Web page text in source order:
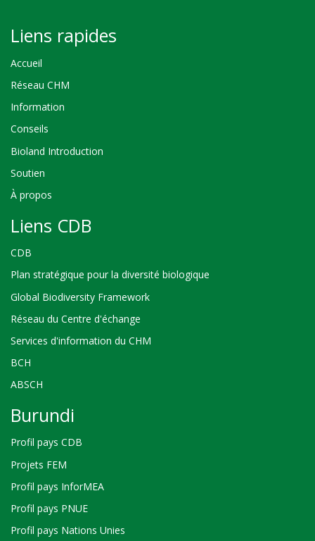
Liens rapides
Accueil
Réseau CHM
Information
Conseils
Bioland Introduction
Soutien
À propos
Liens CDB
CDB
Plan stratégique pour la diversité biologique
Global Biodiversity Framework
Réseau du Centre d'échange
Services d'information du CHM
BCH
ABSCH
Burundi
Profil pays CDB
Projets FEM
Profil pays InforMEA
Profil pays PNUE
Profil pays Nations Unies